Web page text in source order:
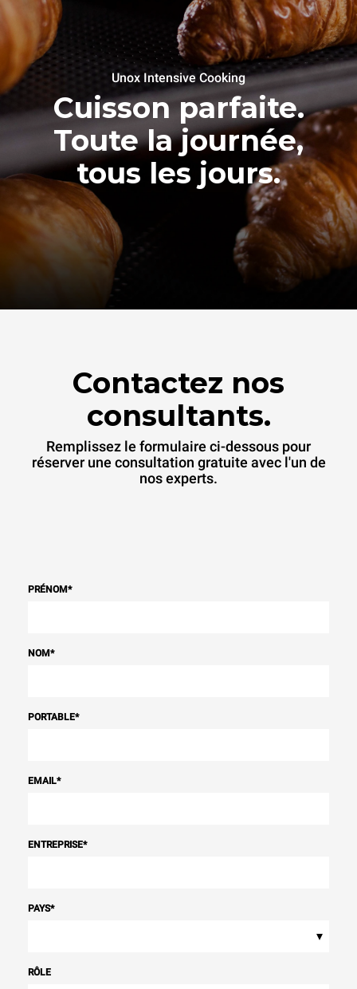
Unox Intensive Cooking
Cuisson parfaite.
Toute la journée,
tous les jours.
Contactez nos
consultants.
Remplissez le formulaire ci-dessous pour
réserver une consultation gratuite avec l'un de
nos experts.
PRÉNOM*
NOM*
PORTABLE*
EMAIL*
ENTREPRISE*
PAYS*
▾
RÔLE